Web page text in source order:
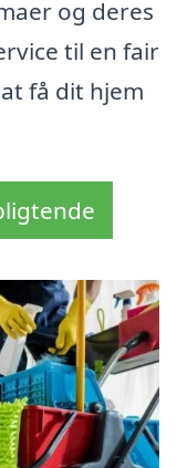
og deres
til en fair
få dit hjem